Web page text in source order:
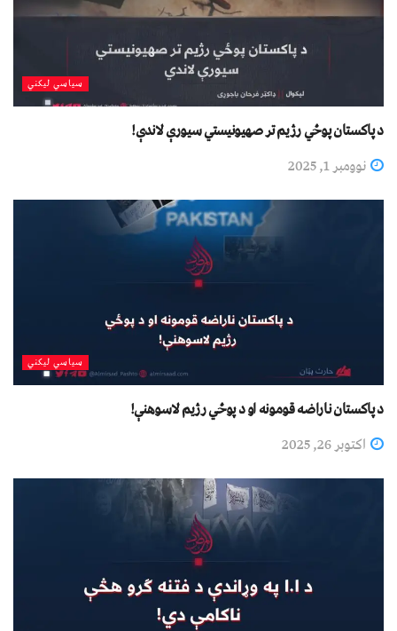
سیاسي لیکني
د پاکستان پوځي رژیم تر صهیونیستي سیورې لاندې!
نوومبر 1, 2025
سیاسي لیکني
د پاکستان ناراضه قومونه او د پوځي رژیم لاسوهنې!
اکتوبر 26, 2025